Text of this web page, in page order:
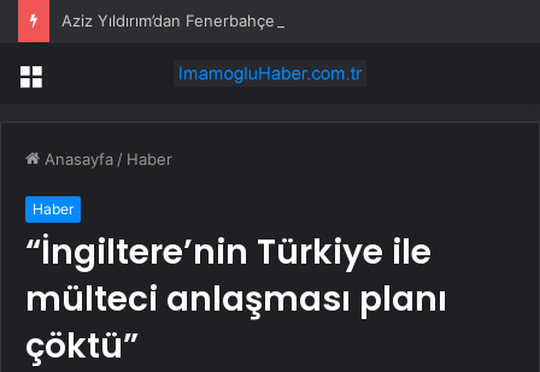
Aziz Yıldırım’dan Fenerbahçe İçin Plan
Menü
Anasayfa / Haber
Haber
“İngiltere’nin Türkiye ile
mülteci anlaşması planı
çöktü”